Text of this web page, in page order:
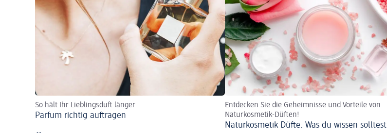
So hält Ihr Lieblingsduft länger
Parfum richtig auftragen
Entdecken Sie die Geheimnisse und Vorteile von
Naturkosmetik-Düften!
Naturkosmetik-Düfte: Was du wissen solltest